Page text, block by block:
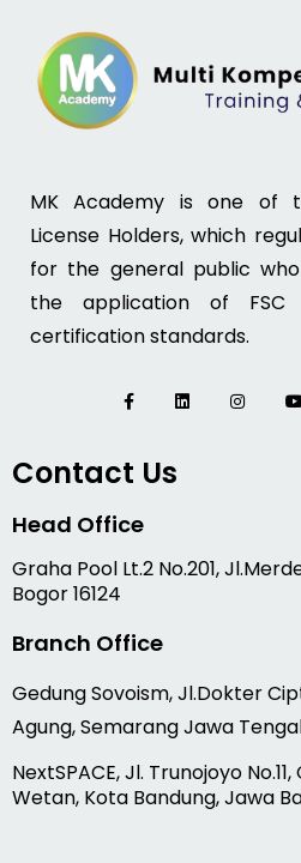
MK Academy is one of
License Holders, which
for the general public
the application of FSC
certification standards.
Contact Us
Head Office
Graha Pool Lt.2 No.201,
Bogor 16124
Branch Office
Gedung Sovoism, Jl.Dokter
Agung, Semarang Jawa
NextSPACE, Jl. Trunojoyo
Wetan, Kota Bandung, Jawa